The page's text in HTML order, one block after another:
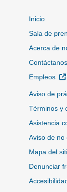
Inicio
Sala de
Acerca de
Contáctanos
Empleos
Aviso de
Términos y
Asistencia
Aviso de no
Mapa del
Denunciar